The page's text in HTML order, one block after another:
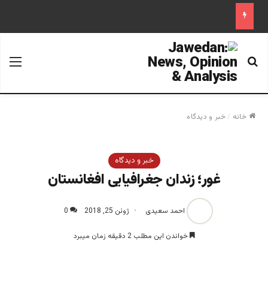
جستجو برای
خانه /خبر و دیدگاه
خبر و دیدگاه
غور؛ زندان جغرافیایی افغانستان
احمد سعیدی ژوئن 25, 2018 0
خواندن این مطلب 2 دقیقه زمان میبرد